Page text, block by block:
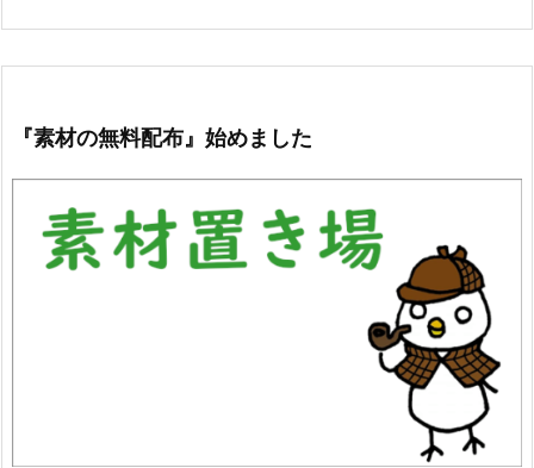
『素材の無料配布』始めました